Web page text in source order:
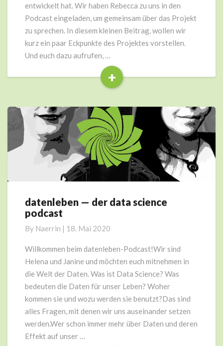
entwickelt hat. Wir haben Rebecca zu uns in den
Podcast eingeladen, um gemeinsam über das Projekt
zu sprechen. In diesem kleinen Beitrag, wollen wir
kurz ein paar Eckpunkte des Projektes vorstellen.
Und euch dazu aufrufen, …
+
Read
datenleben
—
data
science
datenleben — der data science
podcast
By Naerrin | 18. Mai 2020
Willkommen beim datenleben-Podcast!Wir sind
Helena und Janine und möchten euch mitnehmen in
die Welt der Daten. Was ist Data Science? Was
bedeuten die Daten für unser Leben? Woher
kommen sie und wozu werden sie benutzt?Das sind
alles Fragen, mit denen wir uns auseinander setzen
werden.Wer schon immer mehr über Daten und deren
Effekt auf unser …